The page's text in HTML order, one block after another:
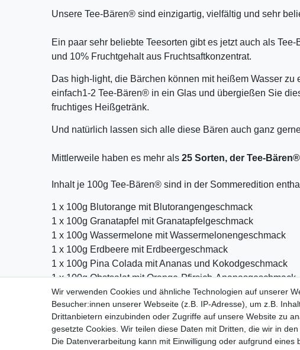
Unsere Tee-Bären® sind einzigartig, vielfältig und sehr
Ein paar sehr beliebte Teesorten gibt es jetzt auch als
und 10% Fruchtgehalt aus Fruchtsaftkonzentrat.
Das high-light, die Bärchen können mit heißem Wasser
einfach1-2 Tee-Bären® in ein Glas und übergießen Sie
fruchtiges Heißgetränk.
Und natürlich lassen sich alle diese Bären auch ganz
Mittlerweile haben es mehr als 25 Sorten, der Tee-
Inhalt je 100g Tee-Bären® sind in der Sommeredition
1 x 100g Blutorange mit Blutorangengeschmack
1 x 100g Granatapfel mit Granatapfelgeschmack
1 x 100g Wassermelone mit Wassermelonengeschmack
1 x 100g Erdbeere mit Erdbeergeschmack
1 x 100g Pina Colada mit Ananas und Kokodgeschmack
1 x 100g Obstsalat mit Orange-Pfirsich-Ananasgeschmack
Schnelle Lieferung
Wir verwenden Cookies und ähnliche Technologien auf unserer
Besucher:innen unserer Webseite (z.B. IP-Adresse), um z.B.
Drittanbietern einzubinden oder Zugriffe auf unsere Website zu
gesetzte Cookies. Wir teilen diese Daten mit Dritten, die wir in den
Die Datenverarbeitung kann mit Einwilligung oder aufgrund